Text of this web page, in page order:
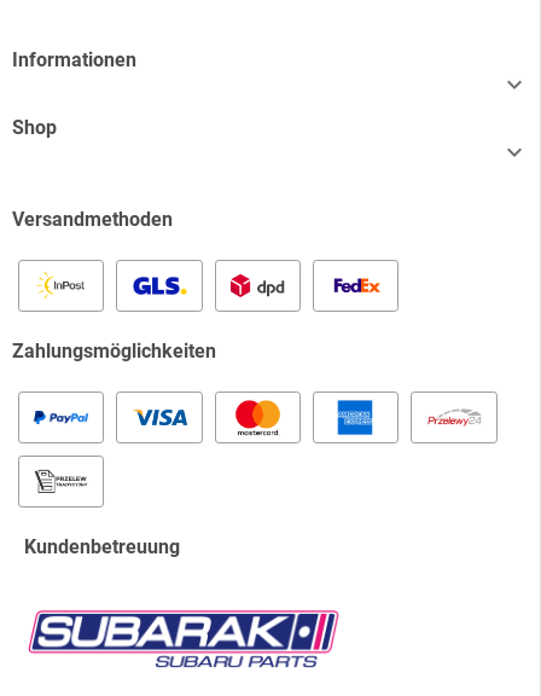
Informationen

Shop

Versandmethoden
Zahlungsmöglichkeiten
Kundenbetreuung